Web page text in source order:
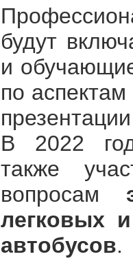
будут
и
по
В 2022
также
вопросам
легковых
автобусов.